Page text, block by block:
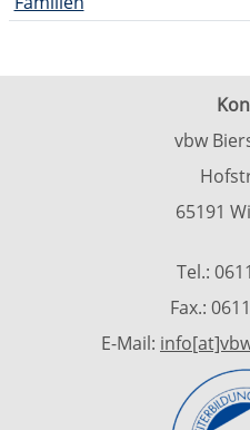
vbw
65191
Tel.:
Fax.:
E-Mail: